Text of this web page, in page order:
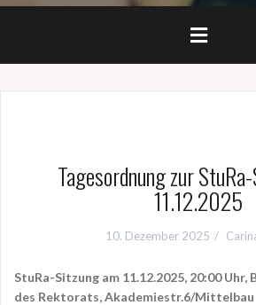
Tagesordnung zur
11.12.2025
10. Dezember 2025
StuRa-Sitzung am 11.12.2025, 20:00 Uhr,
des Rektorats, Akademiestr.6/Mittelbau